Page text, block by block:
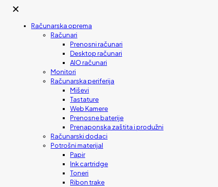
✕
Računarska oprema
Računari
Prenosni računari
Desktop računari
AIO računari
Monitori
Računarska periferija
Miševi
Tastature
Web Kamere
Prenosne baterije
Prenaponska zaštita i produžni
Računarski dodaci
Potrošni materijal
Papir
Ink cartridge
Toneri
Ribon trake